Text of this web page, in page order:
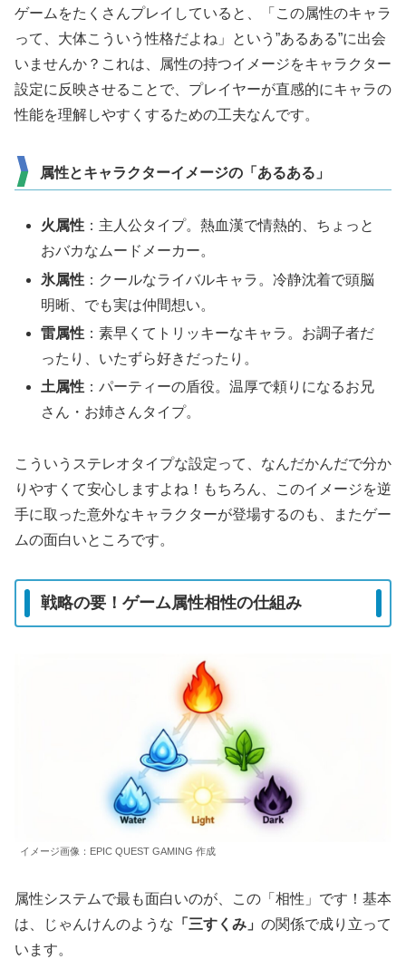
ゲームをたくさんプレイしていると、「この属性のキャラ
って、大体こういう性格だよね」という”あるある”に出会
いませんか？これは、属性の持つイメージをキャラクター
設定に反映させることで、プレイヤーが直感的にキャラの
性能を理解しやすくするための工夫なんです。
属性とキャラクターイメージの「あるある」
火属性 ：主人公タイプ。熱血漢で情熱的、ちょっと
おバカなムードメーカー。
氷属性 ：クールなライバルキャラ。冷静沈着で頭脳
明晰、でも実は仲間想い。
雷属性 ：素早くてトリッキーなキャラ。お調子者だ
ったり、いたずら好きだったり。
土属性 ：パーティーの盾役。温厚で頼りになるお兄
さん・お姉さんタイプ。
こういうステレオタイプな設定って、なんだかんだで分か
りやすくて安心しますよね！もちろん、このイメージを逆
手に取った意外なキャラクターが登場するのも、またゲー
ムの面白いところです。
戦略の要！ゲーム属性相性の仕組み
イメージ画像：EPIC QUEST GAMING 作成
属性システムで最も面白いのが、この「相性」です！基本
は、じゃんけんのような 「三すくみ」 の関係で成り立って
います。